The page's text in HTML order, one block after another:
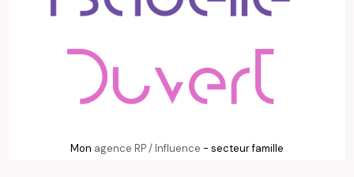
Mon agence RP / Influence - secteur famille